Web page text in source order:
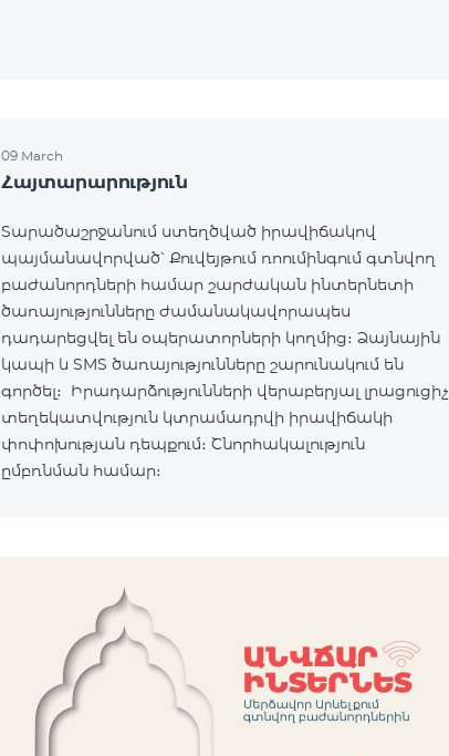
09 March
Հայտարարություն
Տարածաշրջանում ստեղծված իրավիճակով
պայմանավորված՝ Քուվեյթում ռոումինգում գտնվող
բաժանորդների համար շարժական ինտերնետի
ծառայությունները ժամանակավորապես
դադարեցվել են օպերատորների կողմից։ Ձայնային
կապի և SMS ծառայությունները շարունակում են
գործել։ Իրադարձությունների վերաբերյալ լրացուցիչ
տեղեկատվություն կտրամադրվի իրավիճակի
փոփոխության դեպքում։ Շնորհակալություն
ըմբռնման համար։